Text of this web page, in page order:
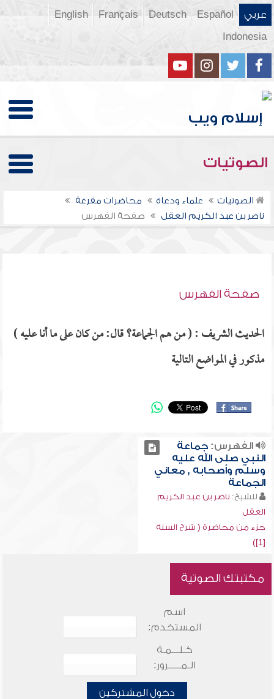
عربي Español
Deutsch
Français
English
Indonesia
الصوتيات
الصوتيات علماء ودعاة
محاضرات مفرغة
ناصر بن عبد الكريم العقل
صفحة الفهرس
صفحة الفهرس
الحديث الشريف : ( من هم الجماعة؟ قال: من كان على ما أنا عليه )
مذكور في المواضع التالية
الفهرس:جماعة
النبي صلى الله عليه
وسلم وأصحابه , معاني
الجماعة
للشيخ: ناصر بن عبد الكريم
العقل
جزء من محاضرة ( شرح السنة
[1])
مكتبتك الصوتية
اسم
المستخدم:
كـلـــمـة
الـمـــــرور:
دخول المشتركين